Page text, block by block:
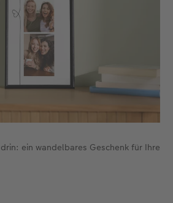
ein wandelbares Geschenk für Ihre